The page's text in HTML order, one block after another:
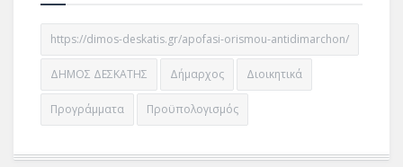
https://dimos-deskatis.gr/apofasi-orismou-antidimarchon/
ΔΗΜΟΣ ΔΕΣΚΑΤΗΣ Δήμαρχος Διοικητικά
Προγράμματα Προϋπολογισμός